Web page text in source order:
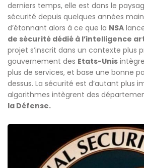
derniers temps, elle est dans le
sécurité depuis quelques années
d’étonnant alors à ce que la NSA
de sécurité dédié à l’intelligence
projet s’inscrit dans un contexte plus
gouvernement des Etats-Unis
plus de services, et base une bonne
dessus. La sécurité est d’autant plus
algorithmes intègrent des
la Défense.